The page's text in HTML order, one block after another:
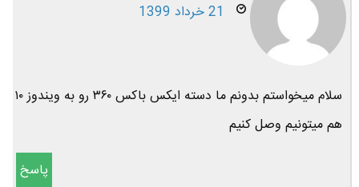
21 خرداد 1399
سلام میخواستم بدونم ما دسته ایکس باکس ۳۶۰ رو به ویندوز ۱۰
هم میتونیم وصل کنیم
پاسخ